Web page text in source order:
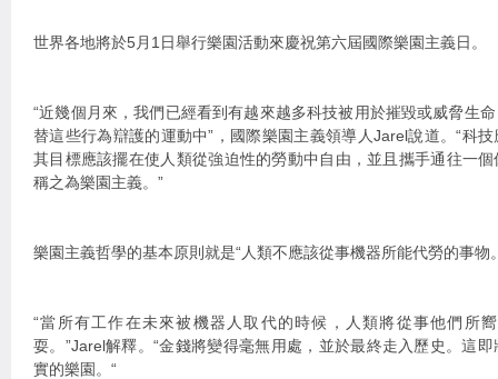
世界各地將於5月1日舉行樂園活動來慶祝第六屆國際樂園主義日。
“近幾個月來，我們已經看到有越來越多科技被用於摧毀或威脅生
替這些行為辯護的運動中”，國際樂園主義領導人Jarel說道。“科
其目標應該擺在使人類從強迫性的勞動中自由，並且攜手通往一
稱之為樂園主義。”
樂園主義哲學的基本原則就是“人類不應該從事機器所能代勞的事物
“當所有工作在未來被機器人取代的時候，人類將從事他們所
耍。”Jarel解釋。“金錢將變得毫無用處，並於最終走入歷史。這
實的樂園。“